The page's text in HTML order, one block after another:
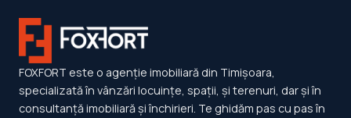
FOXFORT este o agenție imobiliară din Timișoara,
specializată în vânzări locuințe, spații, și terenuri, dar și în
consultanță imobiliară și închirieri. Te ghidăm pas cu pas în